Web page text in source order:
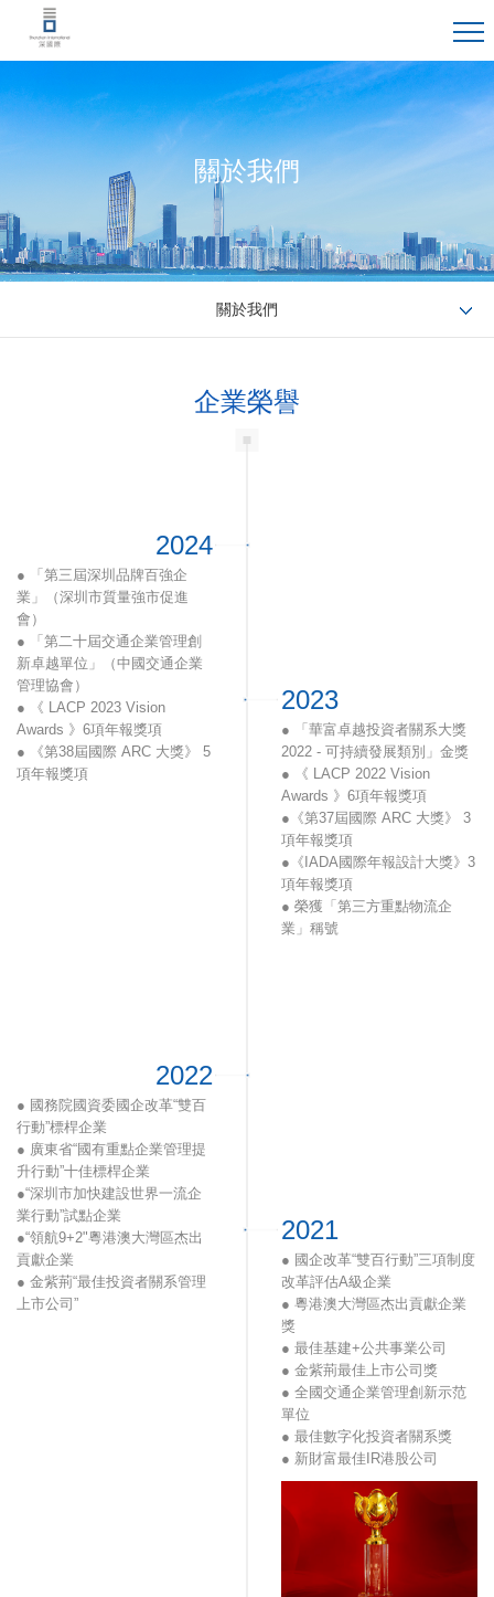
關於我們
關於我們
企業榮譽
2024
● 「第三屆深圳品牌百強企
業」（深圳市質量強市促進
會）
● 「第二十屆交通企業管理創
新卓越單位」（中國交通企業
管理協會）
● 《 LACP 2023 Vision
Awards 》6項年報獎項
● 《第38屆國際 ARC 大獎》 5
項年報獎項
● 「最具投資價值上市公司」
（香港大公文匯）
● 「港股通50強」(港股100強
研究中心）
● 入選「國有企業社會責任· 先
鋒100指數」第12位
2023
● 「華富卓越投資者關系大獎
2022 - 可持續發展類別」金獎
● 《 LACP 2022 Vision
Awards 》6項年報獎項
●《第37屆國際 ARC 大獎》 3
項年報獎項
●《IADA國際年報設計大獎》3
項年報獎項
● 榮獲「第三方重點物流企
業」稱號
2022
● 國務院國資委國企改革“雙百
行動”標桿企業
● 廣東省“國有重點企業管理提
升行動”十佳標桿企業
●“深圳市加快建設世界一流企
業行動”試點企業
●“領航9+2"粵港澳大灣區杰出
貢獻企業
● 金紫荊“最佳投資者關系管理
上市公司”
2021
● 國企改革“雙百行動”三項制度
改革評估A級企業
● 粵港澳大灣區杰出貢獻企業
獎
● 最佳基建+公共事業公司
● 金紫荊最佳上市公司獎
● 全國交通企業管理創新示范
單位
● 最佳數字化投資者關系獎
● 新財富最佳IR港股公司